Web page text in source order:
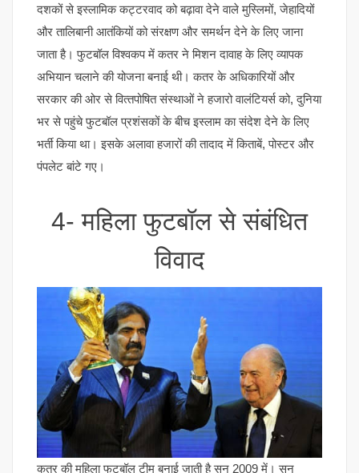
दशकों से इस्लामिक कट्टरवाद को बढ़ावा देने वाले मुस्लिमों, जेहादियों
और तालिबानी आतंकियों को संरक्षण और समर्थन देने के लिए जाना
जाता है। फुटबॉल विश्वकप में कतर ने मिशन दावाह के लिए व्‍यापक
अभियान चलाने की योजना बनाई थी। कतर के अधिकारियों और
सरकार की ओर से वित्‍तपोषित संस्‍थाओं ने हजारो वालंटियर्स को, दुनिया
भर से पहुंचे फुटबॉल प्रशंसकों के बीच इस्लाम का संदेश देने के लिए
भर्ती किया था। इसके अलावा हजारों की तादाद में किताबें, पोस्‍टर और
पंपलेट बांटे गए।
4- महिला फुटबॉल से संबंधित
विवाद
कतर की महिला फुटबॉल टीम बनाई जाती है सन् 2009 में। सन्